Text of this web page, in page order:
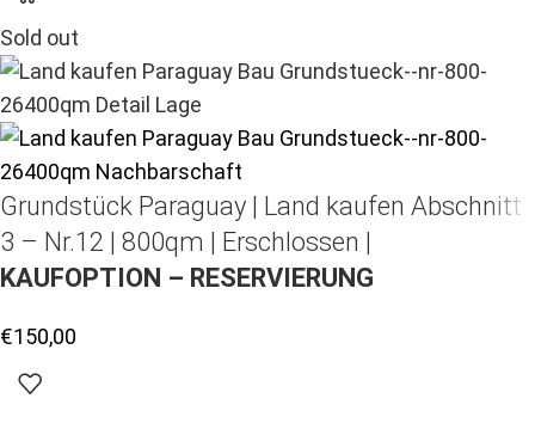
Sold out
Grundstück Paraguay | Land kaufen Abschnitt
3 – Nr.12 | 800qm | Erschlossen |
KAUFOPTION – RESERVIERUNG
€150,00